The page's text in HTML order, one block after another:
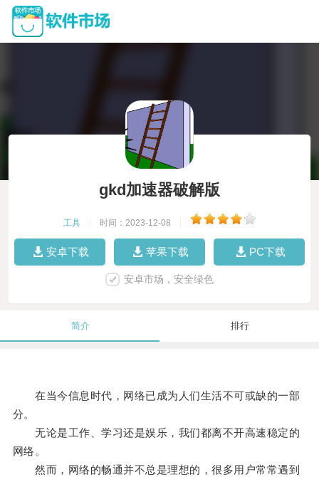
gkd加速器破解版
工具 时间：2023-12-08
安卓下载 苹果下载 PC下载
安卓市场，安全绿色
简介 排行
在当今信息时代，网络已成为人们生活不可或缺的一部
分。
无论是工作、学习还是娱乐，我们都离不开高速稳定的
网络。
然而，网络的畅通并不总是理想的，很多用户常常遇到